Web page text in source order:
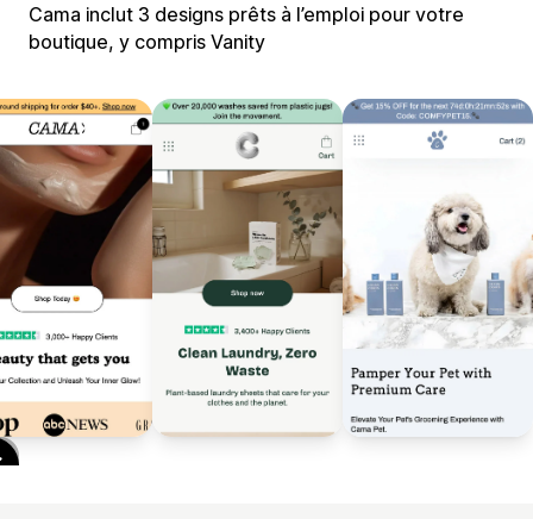
Cama inclut 3 designs prêts à l’emploi pour votre
boutique, y compris Vanity